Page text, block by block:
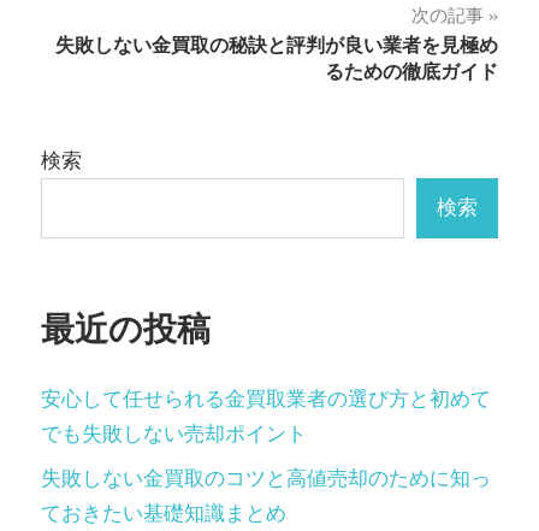
ビ
ー
ョ
次の記事
失敗しない金買取の秘訣と評判が良い業者を見極め
るための徹底ガイド
検索
検索
最近の投稿
安心して任せられる金買取業者の選び方と初めて
でも失敗しない売却ポイント
失敗しない金買取のコツと高値売却のために知っ
ておきたい基礎知識まとめ